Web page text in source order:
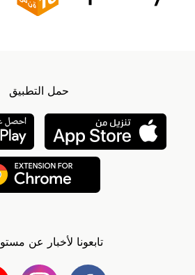
حمل التطبيق
تابعونا لأخبار عن